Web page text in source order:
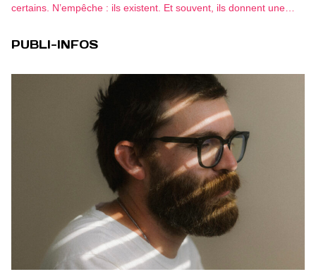
certains. N’empêche : ils existent. Et souvent, ils donnent une…
PUBLI-INFOS